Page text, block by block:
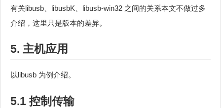
有关libusb、libusbK、libusb-win32 之间的关系本文不做过多
介绍，这里只是版本的差异。
5. 主机应用
以libusb 为例介绍。
5.1 控制传输